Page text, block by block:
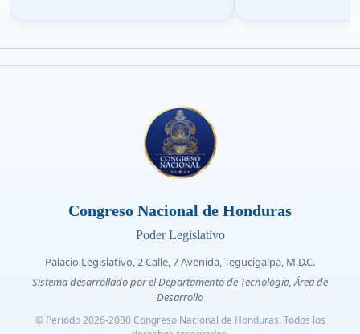
Congreso Nacional de Honduras
Poder Legislativo
Palacio Legislativo, 2 Calle, 7 Avenida, Tegucigalpa, M.D.C.
Sistema desarrollado por el Departamento de Tecnología, Área de
Desarrollo
© Periodo 2026-2030 Congreso Nacional de Honduras. Todos los